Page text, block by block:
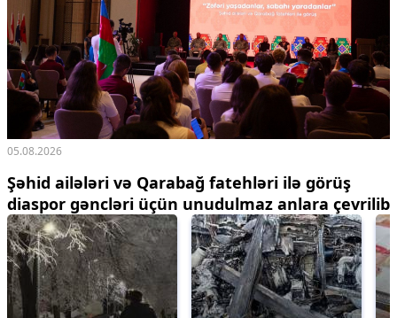
05.08.2026
Şəhid ailələri və Qarabağ fatehləri ilə görüş
diaspor gəncləri üçün unudulmaz anlara çevrilib